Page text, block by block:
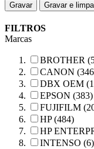
Gravar Gravar e
FILTROS
Marcas
BROTHER
CANON
DBX OEM
EPSON (383)
FUJIFILM
HP (484)
HP
INTENSO (6)